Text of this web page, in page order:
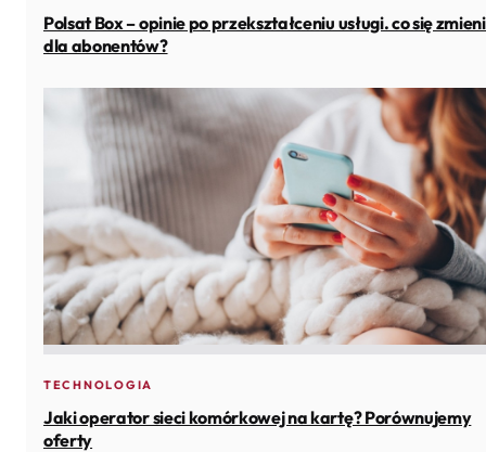
Polsat Box – opinie po przekształceniu usługi. co się
dla abonentów?
TECHNOLOGIA
Jaki operator sieci komórkowej na kartę? Porównujemy
oferty